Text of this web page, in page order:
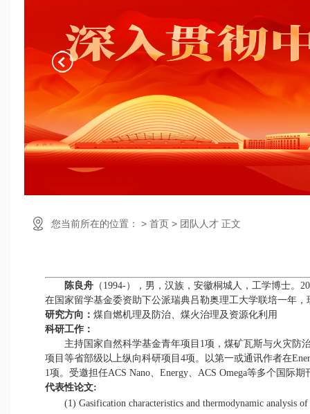
您当前所在的位置： > 首页 > 团队人才 正文
陈良舟 （ 1994-） ，男 ， 汉族，安徽桐城人， 工学博士。 2
在国家留学基金委资助下公派瑞典吕勒奥理工大学联培一年，
研究方向： 煤自燃机理及防治、煤火治理及资源化利用
科研工作：
主持国家自然科学基金青年项目1项，煤矿瓦斯与火灾防
项目等省部级以上纵向科研项目 4项。以第一或通讯作者在
1项。受邀担任ACS Nano、 Energy、 ACS Omega等多个国际期
代表性论文:
(1) Gasification characteristics and thermodynamic analysis